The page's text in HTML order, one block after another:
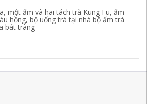
một ấm và hai tách trà Kung Fu, ấm
hồng, bộ uống trà tại nhà bộ ấm trà
bát tràng